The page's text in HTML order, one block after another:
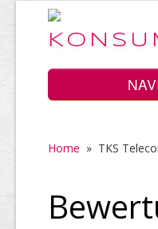
Home
Vorteile
Home » TKS